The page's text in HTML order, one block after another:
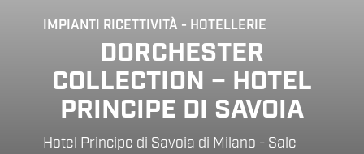
IMPIANTI RICETTIVITÀ - HOTELLERIE
DORCHESTER
COLLECTION – HOTEL
PRINCIPE DI SAVOIA
Hotel Principe di Savoia di Milano - Sale